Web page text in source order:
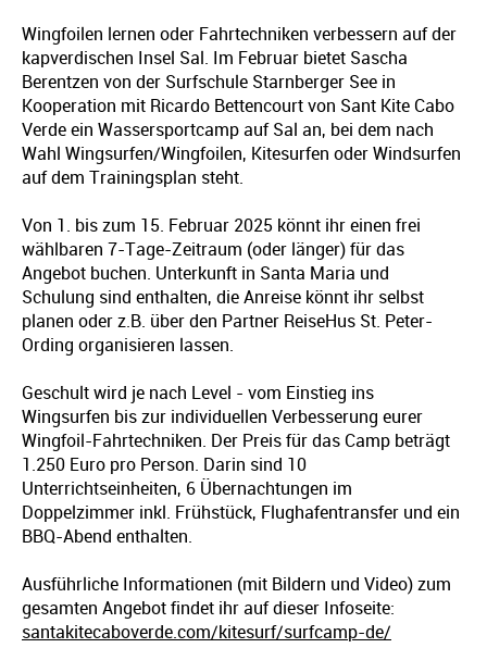
Wingfoilen lernen oder Fahrtechniken verbessern auf der
kapverdischen Insel Sal. Im Februar bietet Sascha
Berentzen von der Surfschule Starnberger See in
Kooperation mit Ricardo Bettencourt von Sant Kite Cabo
Verde ein Wassersportcamp auf Sal an, bei dem nach
Wahl Wingsurfen/Wingfoilen, Kitesurfen oder Windsurfen
auf dem Trainingsplan steht.
Von 1. bis zum 15. Februar 2025 könnt ihr einen frei
wählbaren 7-Tage-Zeitraum (oder länger) für das
Angebot buchen. Unterkunft in Santa Maria und
Schulung sind enthalten, die Anreise könnt ihr selbst
planen oder z.B. über den Partner ReiseHus St. Peter-
Ording organisieren lassen.
Geschult wird je nach Level - vom Einstieg ins
Wingsurfen bis zur individuellen Verbesserung eurer
Wingfoil-Fahrtechniken. Der Preis für das Camp beträgt
1.250 Euro pro Person. Darin sind 10
Unterrichtseinheiten, 6 Übernachtungen im
Doppelzimmer inkl. Frühstück, Flughafentransfer und ein
BBQ-Abend enthalten.
Ausführliche Informationen (mit Bildern und Video) zum
gesamten Angebot findet ihr auf dieser Infoseite:
santakitecaboverde.com/kitesurf/surfcamp-de/